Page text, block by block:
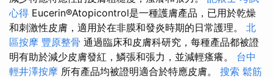
心得 Eucerin®Atopicontrol是一種護膚產品，已用於乾燥
和刺激性皮膚，適用於在非膜和發炎時期的日常護理。 北
區按摩 豐原整骨 通過臨床和皮膚科研究，每種產品都被證
明有助於減少皮膚發紅，鱗張和張力，並減輕瘙癢。 台中
輕井澤按摩 所有產品均被證明適合於特應皮膚。 搜索 鬆筋